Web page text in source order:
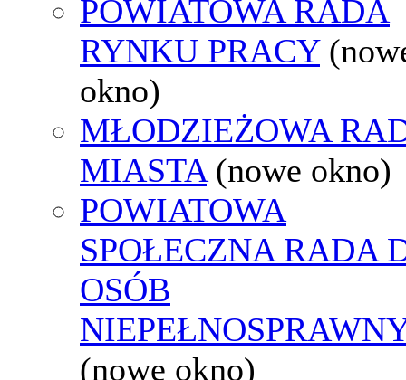
POWIATOWA RADA
RYNKU PRACY
okno)
MŁODZIEŻOWA
MIASTA (nowe okno)
POWIATOWA
SPOŁECZNA RADA
OSÓB
(nowe okno)